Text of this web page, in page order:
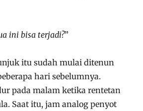
ini bisa terjadi?”
itu sudah mulai ditenun
hari sebelumnya.
pada malam ketika rentetan
Saat itu, jam analog penyot